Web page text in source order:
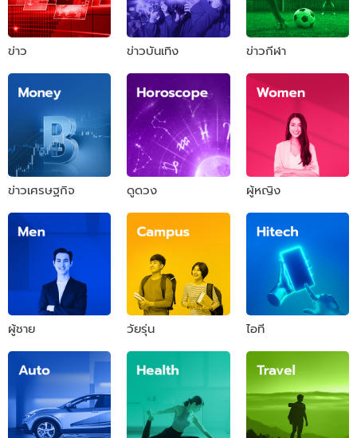
ข่าว ข่าวบันเทิง ข่าวกีฬา
ข่าวเศรษฐกิจ ดูดวง ผู้หญิง
ผู้ชาย วัยรุ่น ไอที